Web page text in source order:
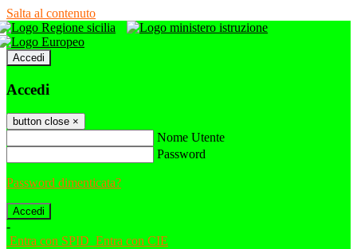
Salta al contenuto
Accedi
Accedi
button close ×
Nome Utente
Password
Password dimenticata?
-
Entra con SPID Entra con CIE